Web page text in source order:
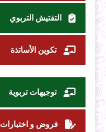
التفتيش التربوي
تكوين الأساتذة
توجيهات تربوية
فروض و اختبارات